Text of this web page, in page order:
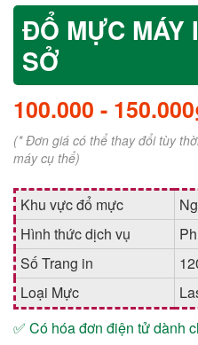
ĐỔ MỰC MÁY
SỞ
100.000 -
(* Đơn giá có thể thay đổi tùy
máy cụ thể)
Khu vực đổ mực
Hình thức dịch vụ
Số Trang in
Loại Mực
✅ Có hóa đơn điện tử dành